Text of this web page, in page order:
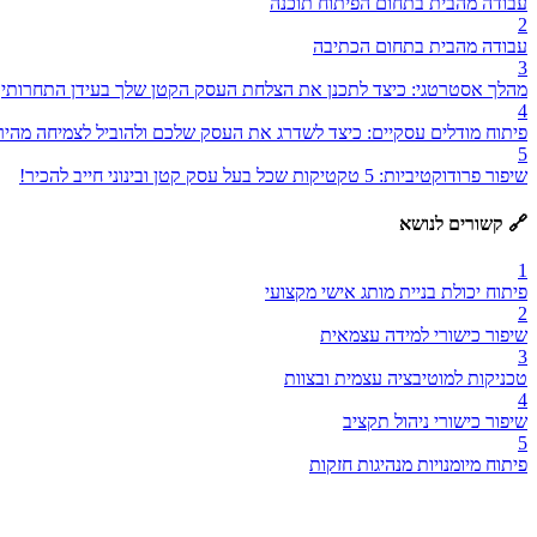
2
עבודה מהבית בתחום הכתיבה
3
מהלך אסטרטגי: כיצד לתכנן את הצלחת העסק הקטן שלך בעידן התחרותי
4
פיתוח מודלים עסקיים: כיצד לשדרג את העסק שלכם ולהוביל לצמיחה
5
שיפור פרודוקטיביות: 5 טקטיקות שכל בעל עסק קטן ובינוני חייב להכיר!
🔗 קשורים לנושא
1
פיתוח יכולת בניית מותג אישי מקצועי
2
שיפור כישורי למידה עצמאית
3
טכניקות למוטיבציה עצמית ובצוות
4
שיפור כישורי ניהול תקציב
5
פיתוח מיומנויות מנהיגות חזקות